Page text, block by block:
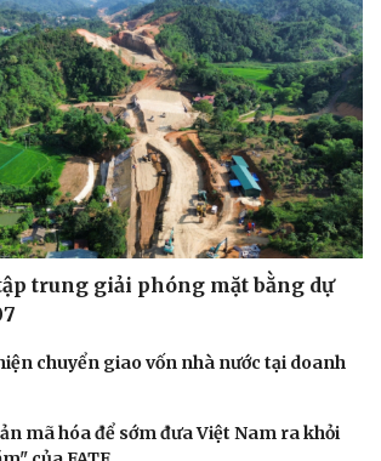
trung giải phóng mặt bằng dự
chuyển giao vốn nhà nước tại doanh
mã hóa để sớm đưa Việt Nam ra khỏi